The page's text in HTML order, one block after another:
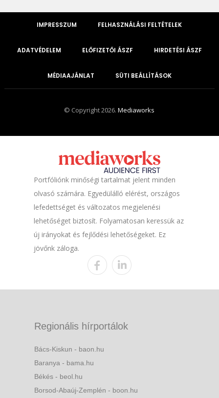
IMPRESSZUM FELHASZNÁLÁSI FELTÉTELEK
ADATVÉDELEM ELŐFIZETŐI ÁSZF HIRDETÉSI ÁSZF
MÉDIAAJÁNLAT SÜTI BEÁLLÍTÁSOK
© Copyright 2026.Mediaworks
Portfóliónk minőségi tartalmat jelent minden
olvasó számára. Egyedülálló elérést, országos
lefedettséget és változatos megjelenési
lehetőséget biztosít. Folyamatosan keressük az
új irányokat és fejlődési lehetőségeket. Ez
jövőnk záloga.
Regionális hírportálok
Bács-Kiskun - baon.hu
Baranya - bama.hu
Békés - beol.hu
Borsod-Abaúj-Zemplén - boon.hu